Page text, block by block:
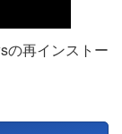
の再インストー